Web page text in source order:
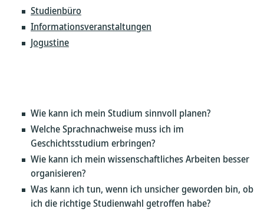
Studienbüro
Informationsveranstaltungen
Jogustine
Wie kann ich mein Studium sinnvoll planen?
Welche Sprachnachweise muss ich im
Geschichtsstudium erbringen?
Wie kann ich mein wissenschaftliches Arbeiten besser
organisieren?
Was kann ich tun, wenn ich unsicher geworden bin, ob
ich die richtige Studienwahl getroffen habe?